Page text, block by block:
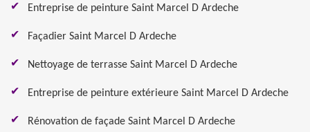
Entreprise de peinture Saint Marcel D Ardeche
Façadier Saint Marcel D Ardeche
Nettoyage de terrasse Saint Marcel D Ardeche
Entreprise de peinture extérieure Saint Marcel D Ardeche
Rénovation de façade Saint Marcel D Ardeche